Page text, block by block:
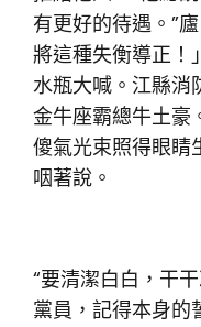
有更好的待遇。”
將這種失衡導正！
水瓶大喊。江縣消
金牛座霸總牛土豪
傻氣光束照得眼睛
咽著說。
“要清潔白白，干
黨員，記得本身的